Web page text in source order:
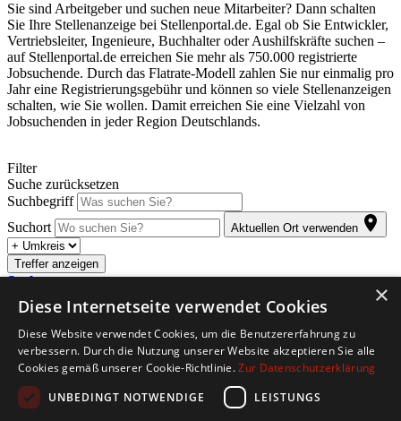
Sie sind Arbeitgeber und suchen neue Mitarbeiter? Dann schalten
Sie Ihre Stellenanzeige bei Stellenportal.de. Egal ob Sie Entwickler,
Vertriebsleiter, Ingenieure, Buchhalter oder Aushilfskräfte suchen –
auf Stellenportal.de erreichen Sie mehr als 750.000 registrierte
Jobsuchende. Durch das Flatrate-Modell zahlen Sie nur einmalig pro
Jahr eine Registrierungsgebühr und können so viele Stellenanzeigen
schalten, wie Sie wollen. Damit erreichen Sie eine Vielzahl von
Jobsuchenden in jeder Region Deutschlands.
Filter
Suche zurücksetzen
Suchbegriff
Suchort
Aktuellen Ort verwenden
Treffer anzeigen
Suche anpassen
Abonnieren Sie den kostenlosen Jobletter. Sobald für Sie passende
Stellenangebote eintreffen, werden Sie automatisch per E-Mail
informiert.
Copyright © 2026. Alle Rechte vorbehalten.
Jobbörse erstellen
×
Diese Internetseite verwendet Cookies
Diese Website verwendet Cookies, um die Benutzererfahrung zu
verbessern. Durch die Nutzung unserer Website akzeptieren Sie alle
Cookies gemäß unserer Cookie-Richtlinie.Zur Datenschutzerklärung
UNBEDINGT NOTWENDIGE
LEISTUNGS